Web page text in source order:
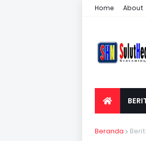
Home About
Beranda